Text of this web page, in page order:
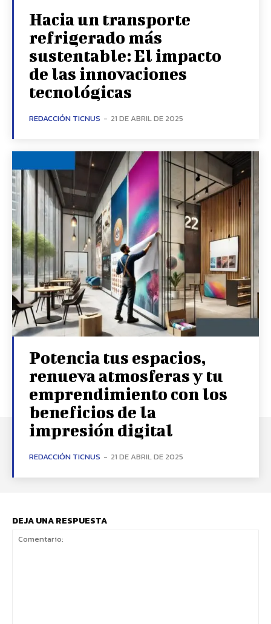
Hacia un transporte
refrigerado más
sustentable: El impacto
de las innovaciones
tecnológicas
REDACCIÓN TICNUS - 21 DE ABRIL DE 2025
Potencia tus espacios,
renueva atmosferas y tu
emprendimiento con los
beneficios de la
impresión digital
REDACCIÓN TICNUS - 21 DE ABRIL DE 2025
DEJA UNA RESPUESTA